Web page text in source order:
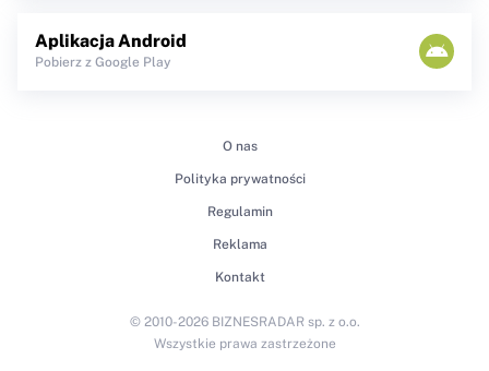
Aplikacja Android
Pobierz z Google Play
O nas
Polityka prywatności
Regulamin
Reklama
Kontakt
© 2010-2026 BIZNESRADAR sp. z o.o.
Wszystkie prawa zastrzeżone